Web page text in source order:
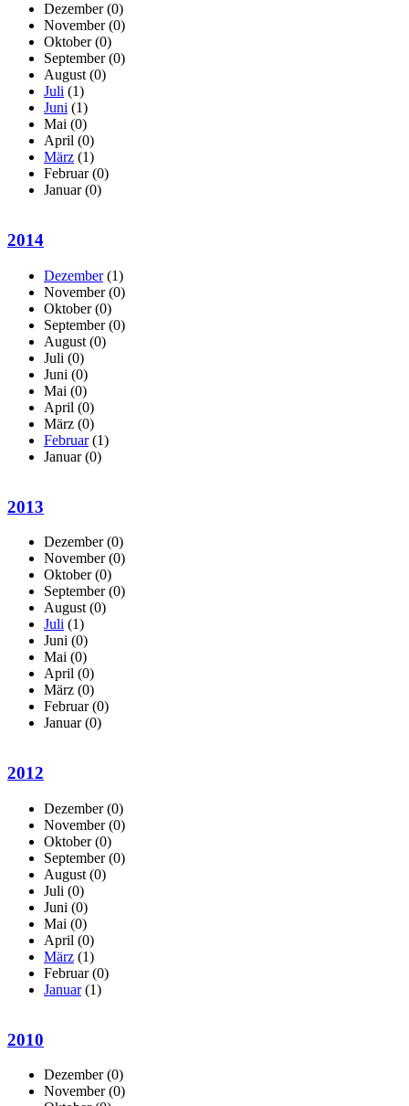
Dezember(0)
November(0)
Oktober(0)
September(0)
August(0)
Juli (1)
Juni (1)
Mai (0)
April (0)
März (1)
Februar(0)
Januar(0)
2014
Dezember (1)
November(0)
Oktober(0)
September(0)
August (0)
Juli (0)
Juni (0)
Mai (0)
April (0)
März (0)
Februar (1)
Januar(0)
2013
Dezember(0)
November(0)
Oktober(0)
September(0)
August (0)
Juli (1)
Juni (0)
Mai (0)
April (0)
März (0)
Februar(0)
Januar(0)
2012
Dezember(0)
November(0)
Oktober(0)
September(0)
August (0)
Juli (0)
Juni (0)
Mai (0)
April (0)
März (1)
Februar(0)
Januar (1)
2010
Dezember(0)
November(0)